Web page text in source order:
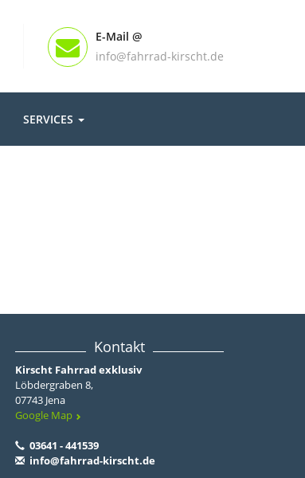
E-Mail @
info@fahrrad-kirscht.de
SERVICES
Kontakt
Kirscht Fahrrad exklusiv
Löbdergraben 8,
07743 Jena
Google Map
03641 - 441539
info@fahrrad-kirscht.de